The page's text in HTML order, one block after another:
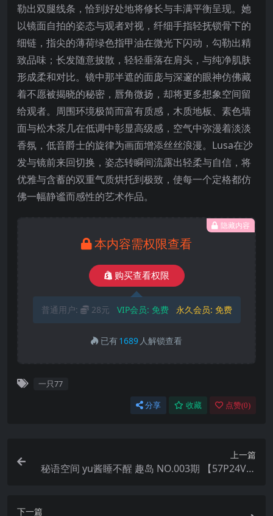
勒出双腿线条，恰到好处地将修长与丰满平衡呈现。她
以镜面自拍的姿态与观者对视，纤细手指轻抚锁骨下的
细链，指尖的薄荷绿色指甲油在微光下闪动，勾勒出精
致品味；长发随意披散，轻轻垂落在肩头，与纯净肌肤
形成柔和对比。镜中那半遮的面庞与深邃的眼神仿佛藏
着不愿被揭晓的秘密，唇角微扬，却将更多想象空间留
给观者。周围环境极简而富有质感，木质地板、素色墙
面与松木茶几在低调中彰显高级感，空气中弥漫着淡淡
香氛，低音爵士的旋律为画面增添丝丝浪漫。Lusa在沙
发与镜前来回切换，姿态转瞬间流露出轻柔与自信，将
优雅与含蓄的双重气质烘托到极致，使每一个定格都仿
佛一幅静谧而感性的艺术作品。
隐藏内容
本内容需权限查看
购买查看权限
普通用户: 28元 VIP会员: 免费 永久会员: 免费
已有1689 人解锁查看
一只77
分享 收藏 点赞(0)
上一篇
秘语空间 yu酱睡不醒 趣岛 NO.003期 【57P24V】
下一篇